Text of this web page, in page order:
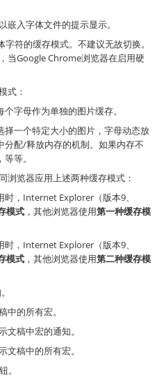
嵌入字体文件的提示显示。
字符的缓存模式。不建议无故切换。
当Google Chrome浏览器在启用硬
式：
个字母作为单独的图片缓存。
择一个特定大小的图片，字母动态放
分配/释放内存的机制。如果内存不
等。
浏览器应用上述两种缓存模式：
时，Internet Explorer（版本9、
模式 ，其他浏览器使用第一种缓存模
时，Internet Explorer（版本9、
模式 ，其他浏览器使用第二种缓存模
中的所有宏。
文稿中宏的通知。
文稿中的所有宏。
。